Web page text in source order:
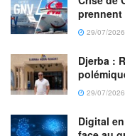
efficace, mais que
suffisantes pour
la première et la
changer dans les
seront suffisantes
La vaccination de
prennent
29/07/2026
Djerba :
29/07/2026
Digital